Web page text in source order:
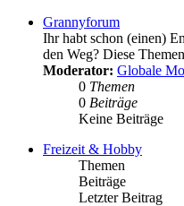
Grannyforum
Ihr habt schon (einen)
den Weg? Diese
Moderator: Globale
0 Themen
0 Beiträge
Keine Beiträge
Freizeit & Hobby
Themen
Beiträge
Letzter Beitrag